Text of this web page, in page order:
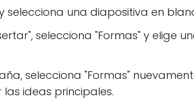
selecciona una diapositiva en
selecciona "Formas" y elige
selecciona "Formas"
ideas principales.